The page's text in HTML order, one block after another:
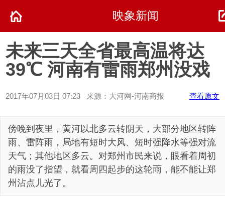
映象新闻
未来三天全省最高温将达
39℃ 河南有雷雨郑州没戏
2017年07月03日 07:23 来源：大河网-河南商报 查看原文
傍晚到夜里，黄河以北多云转阴天，大部分地区转阵
雨、雷阵雨，局地有短时大风、短时强降水等强对流
天气；其他地区多云。对郑州市民来说，眼看着周初
的雨没了指望，就看周四起步的这轮雨，能不能让郑
州沾点儿光了。